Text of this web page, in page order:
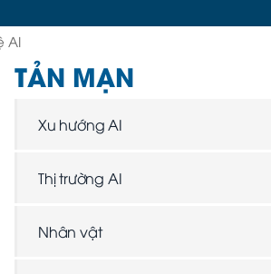
AI
TẢN MẠN
Xu hướng AI
Thị trường AI
Nhân vật